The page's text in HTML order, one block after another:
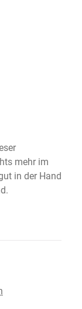
mehr im
in der Hand